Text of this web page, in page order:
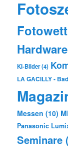
Hardware
KI-Bilder(4)
LA GACILLY -
Messen (10)
Panasonic
Seminare